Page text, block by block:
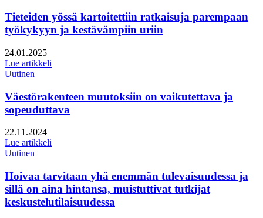
Tieteiden yössä kartoitettiin ratkaisuja parempaan
työkykyyn ja kestävämpiin uriin
Julkaistu:
24.01.2025
Lue artikkeli
Uutinen
Väestörakenteen muutoksiin on vaikutettava ja
sopeuduttava
Julkaistu:
22.11.2024
Lue artikkeli
Uutinen
Hoivaa tarvitaan yhä enemmän tulevaisuudessa ja
sillä on aina hintansa, muistuttivat tutkijat
keskustelutilaisuudessa